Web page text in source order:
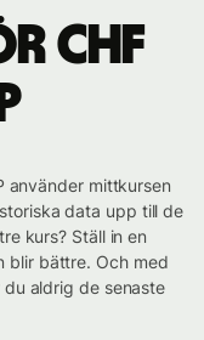
CHF
använder mittkursen
data upp till de
kurs? Ställ in en
blir bättre. Och med
aldrig de senaste